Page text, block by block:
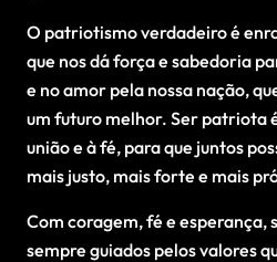
O patriotismo verdadeiro é
que nos dá força e sabedoria
e no amor pela nossa nação,
um futuro melhor. Ser patriota
união e à fé, para que juntos
mais justo, mais forte e mais
Com coragem, fé e esperança,
sempre guiados pelos valores